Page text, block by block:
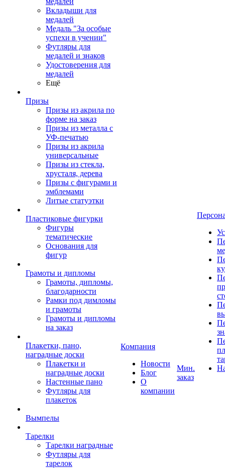
Вкладыши для
медалей
Медаль "За особые
успехи в учении"
Футляры для
медалей и знаков
Удостоверения для
медалей
Ещё
Призы
Призы из акрила по
форме на заказ
Призы из металла с
УФ-печатью
Призы из акрила
универсальные
Призы из стекла,
хрусталя, дерева
Призы с фигурами и
эмблемами
Литые статуэтки
Пластиковые фигурки
Фигуры
тематические
Основания для
фигур
Грамоты и дипломы
Грамоты, дипломы,
благодарности
Рамки под димломы
и грамоты
Грамоты и дипломы
на заказ
Плакетки, пано,
наградные доски
Плакетки и
наградные доски
Настенные пано
Футляры для
плакеток
Вымпелы
Тарелки
Тарелки наградные
Футляры для
тарелок
Компания
Новости
Блог
О
компании
Мин.
заказ